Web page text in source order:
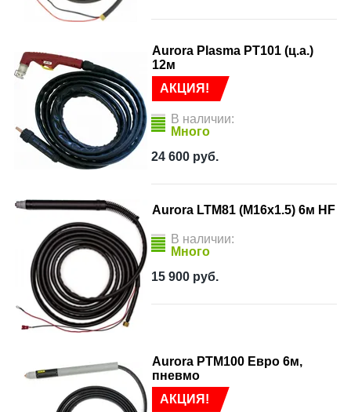
АКЦИЯ!
Aurora Plasma PT101 (ц.а.)
12м
В наличии:
Много
24 600 руб.
Aurora LTM81 (M16x1.5) 6м HF
В наличии:
Много
15 900 руб.
АКЦИЯ!
Aurora PTM100 Евро 6м,
пневмо